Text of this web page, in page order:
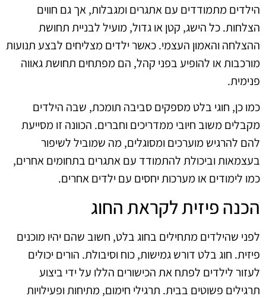
הילדים מתמודדים עם אתגרים ומגבלות, אך גם חווים
הצלחות. כל הישג, קטן או גדול, מועיל לבניית תחושת
ההצלחה והאמון העצמי. כאשר ילדים מצליחים לבצע תנועות
מורכבות או להופיע בפני קהל, הם מפתחים תחושת גאווה
פנימית.
כמו כן, חוגי בלט מספקים סביבה תומכת, שבה הילדים
מקבלים משוב חיובי ממדריכים וחברים. הכוונה זו מסייעת
להם להרגיש מוערכים ומסוגלים, מה שמוביל לשיפור
בעצמאות וביכולת להתמודד עם אתגרים בתחומים אחרים,
כמו לימודים או מערכות יחסים עם ילדים אחרים.
הכנה פיזית לקראת החוג
לפני שהילדים מתחילים בחוג בלט, חשוב שהם יהיו מוכנים
פיזית. חוג בלט דורש גמישות, כוח וסיבולת. הורים יכולים
לעזור לילדים לפתח את הכישורים הללו על ידי ביצוע
תרגילים פשוטים בבית. תרגילי חימום, מתיחות ופעילויות